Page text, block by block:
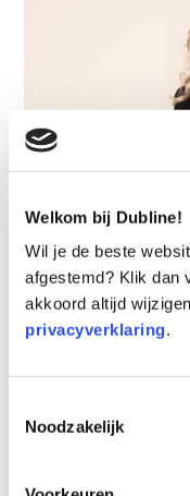
Welkom bij Dubline!
Wil je de beste
afgestemd? Klik dan
akkoord altijd
privacyverklaring.
Noodzakelijk
Hoe